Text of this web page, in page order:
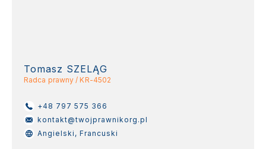
Tomasz SZELĄG
Radca prawny / KR-4502
+48 797 575 366
kontakt@twojprawnikorg.pl
Angielski, Francuski